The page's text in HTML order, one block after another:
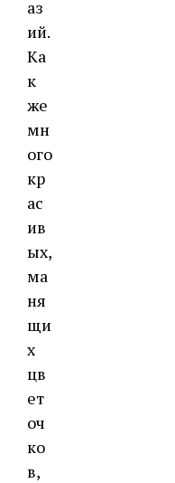
аз
ий.
Ка
к
же
мн
ого
кр
ас
ив
ых,
ма
ня
щи
х
цв
ет
оч
ко
в,